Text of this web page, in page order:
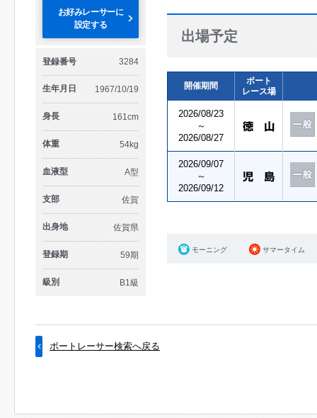
お好みレーサーに
設定する
登録番号 3284
生年月日 1967/10/19
身長 161cm
体重 54kg
血液型 A型
支部 佐賀
出身地 佐賀県
登録期 59期
級別 B1級
出場予定
開催期間
ボート
レース場
2026/08/23
～
2026/08/27
2026/09/07
～
2026/09/12
モーニング サマータイム
ボートレーサー検索へ戻る